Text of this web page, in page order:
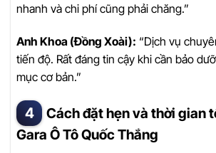
nhanh và chi phí cũng phải chăng.”
Anh Khoa (Đồng Xoài): “Dịch vụ
tiến độ. Rất đáng tin cậy khi cần bảo
mục cơ bản.”
Cách đặt hẹn và thời gian
Gara Ô Tô Quốc Thắng